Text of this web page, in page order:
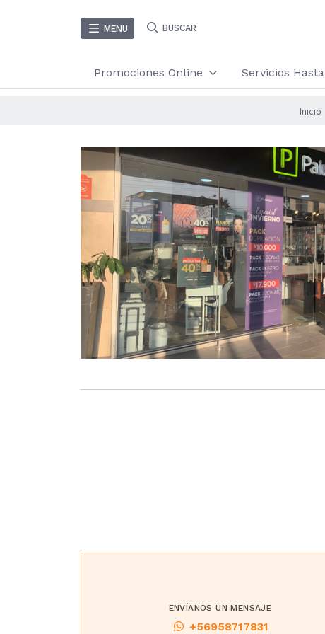
MENU BUSCAR
Promociones Online Servicios
Inicio
ENVÍANOS UN MENSAJE
+56958717831